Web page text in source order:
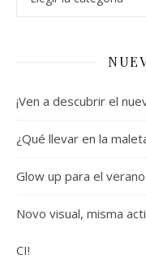
¡Ven a descubrir el
¿Qué llevar en la
Glow up para el
Novo visual, misma
CI!